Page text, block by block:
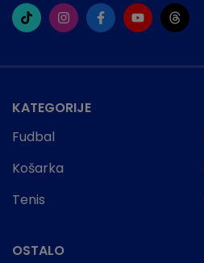
KATEGORIJE
Fudbal
Košarka
Tenis
OSTALO